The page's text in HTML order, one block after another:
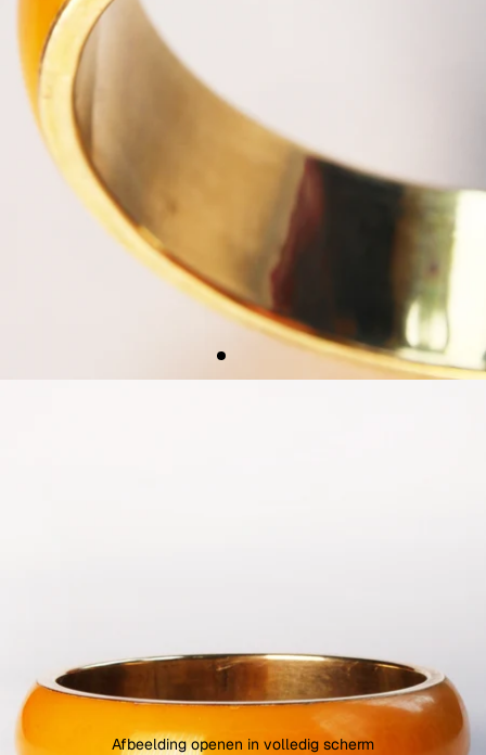
Afbeelding openen in volledig scherm